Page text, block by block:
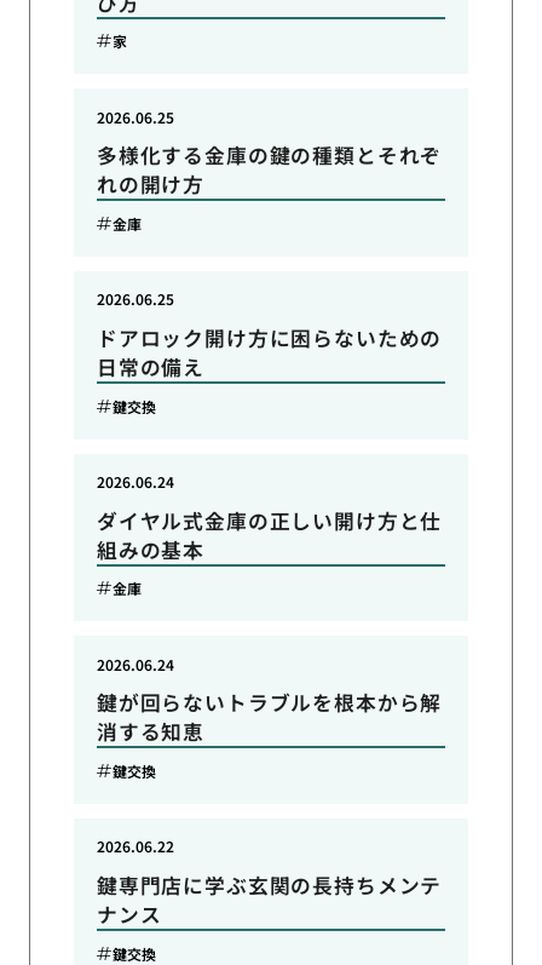
家
多様化する金庫の鍵の種類とそれぞ
れの開け方
2026.06.25
金庫
ドアロック開け方に困らないための
日常の備え
2026.06.25
鍵交換
ダイヤル式金庫の正しい開け方と仕
組みの基本
2026.06.24
金庫
鍵が回らないトラブルを根本から解
消する知恵
2026.06.24
鍵交換
鍵専門店に学ぶ玄関の長持ちメンテ
ナンス
2026.06.22
鍵交換